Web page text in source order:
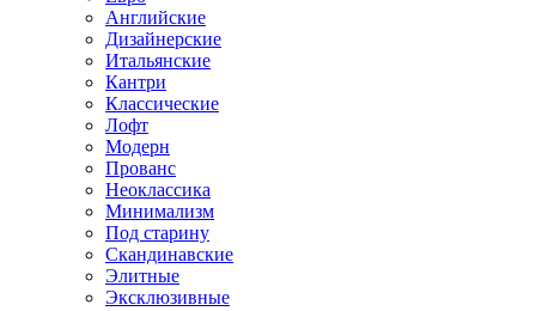
Английские
Дизайнерские
Итальянские
Кантри
Классические
Лофт
Модерн
Прованс
Неоклассика
Минимализм
Под старину
Скандинавские
Элитные
Эксклюзивные